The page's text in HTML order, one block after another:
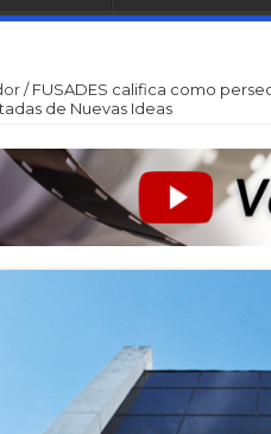
/ FUSADES califica como
de Nuevas Ideas